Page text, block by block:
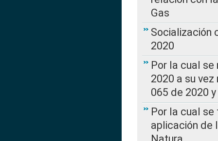
Gas
Socialización
2020
Por la cual se
2020 a su
065 de 2020
Por la cual
aplicación de